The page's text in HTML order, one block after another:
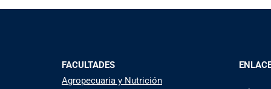
FACULTADES
Agropecuaria y Nutrición